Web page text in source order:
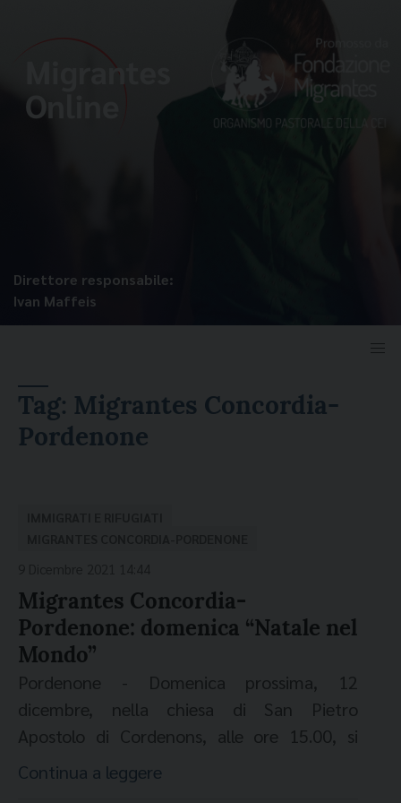
Direttore responsabile:
Ivan Maffeis
Tag: Migrantes Concordia-
Pordenone
Migrantes Concordia-
Pordenone: domenica “Natale nel
Mondo”
Pordenone - Domenica prossima, 12
dicembre, nella chiesa di San Pietro
Apostolo di Cordenons, alle ore 15.00, si
svolgerà la manifestazione “Natale nel
mondo”. Si tratta di un’iniziativa
Continua a leggere